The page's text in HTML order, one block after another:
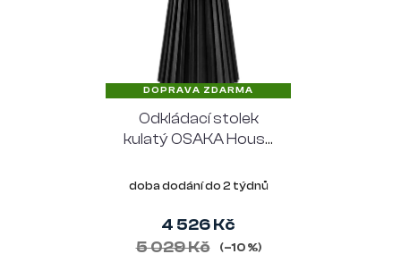
DOPRAVA ZDARMA
Odkládací stolek
kulatý OSAKA House
černý dub
doba dodání do 2 týdnů
4 526 Kč
5 029 Kč
(–10 %)